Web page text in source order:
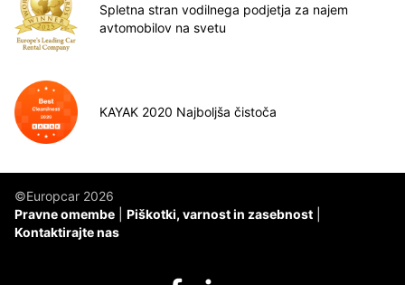
Spletna stran vodilnega podjetja za najem
avtomobilov na svetu
KAYAK 2020 Najboljša čistoča
©Europcar 2026
Pravne omembe
Piškotki, varnost in zasebnost
Kontaktirajte nas